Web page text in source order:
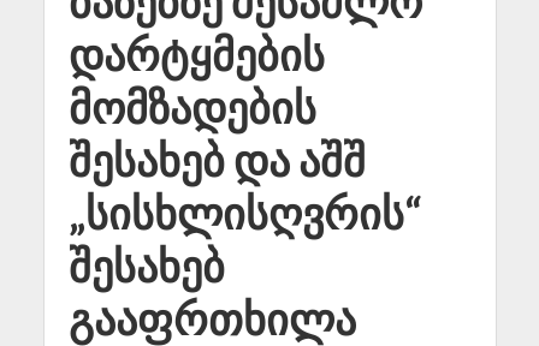
დარტყმების
მომზადების
შესახებ და აშშ
„სისხლისღვრის“
შესახებ
გააფრთხილა